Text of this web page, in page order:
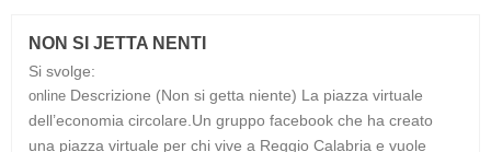
NON SI JETTA NENTI
Si svolge:
online Descrizione (Non si getta niente) La piazza virtuale
dell’economia circolare.Un gruppo facebook che ha creato
una piazza virtuale per chi vive a Reggio Calabria e vuole